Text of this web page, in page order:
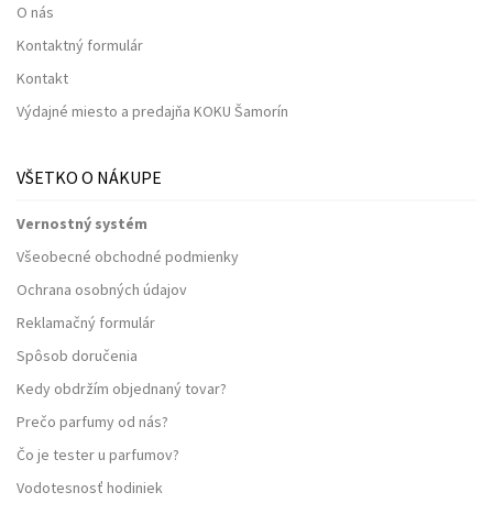
O nás
Kontaktný formulár
Kontakt
Výdajné miesto a predajňa KOKU Šamorín
VŠETKO O NÁKUPE
Vernostný systém
Všeobecné obchodné podmienky
Ochrana osobných údajov
Reklamačný formulár
Spôsob doručenia
Kedy obdržím objednaný tovar?
Prečo parfumy od nás?
Čo je tester u parfumov?
Vodotesnosť hodiniek